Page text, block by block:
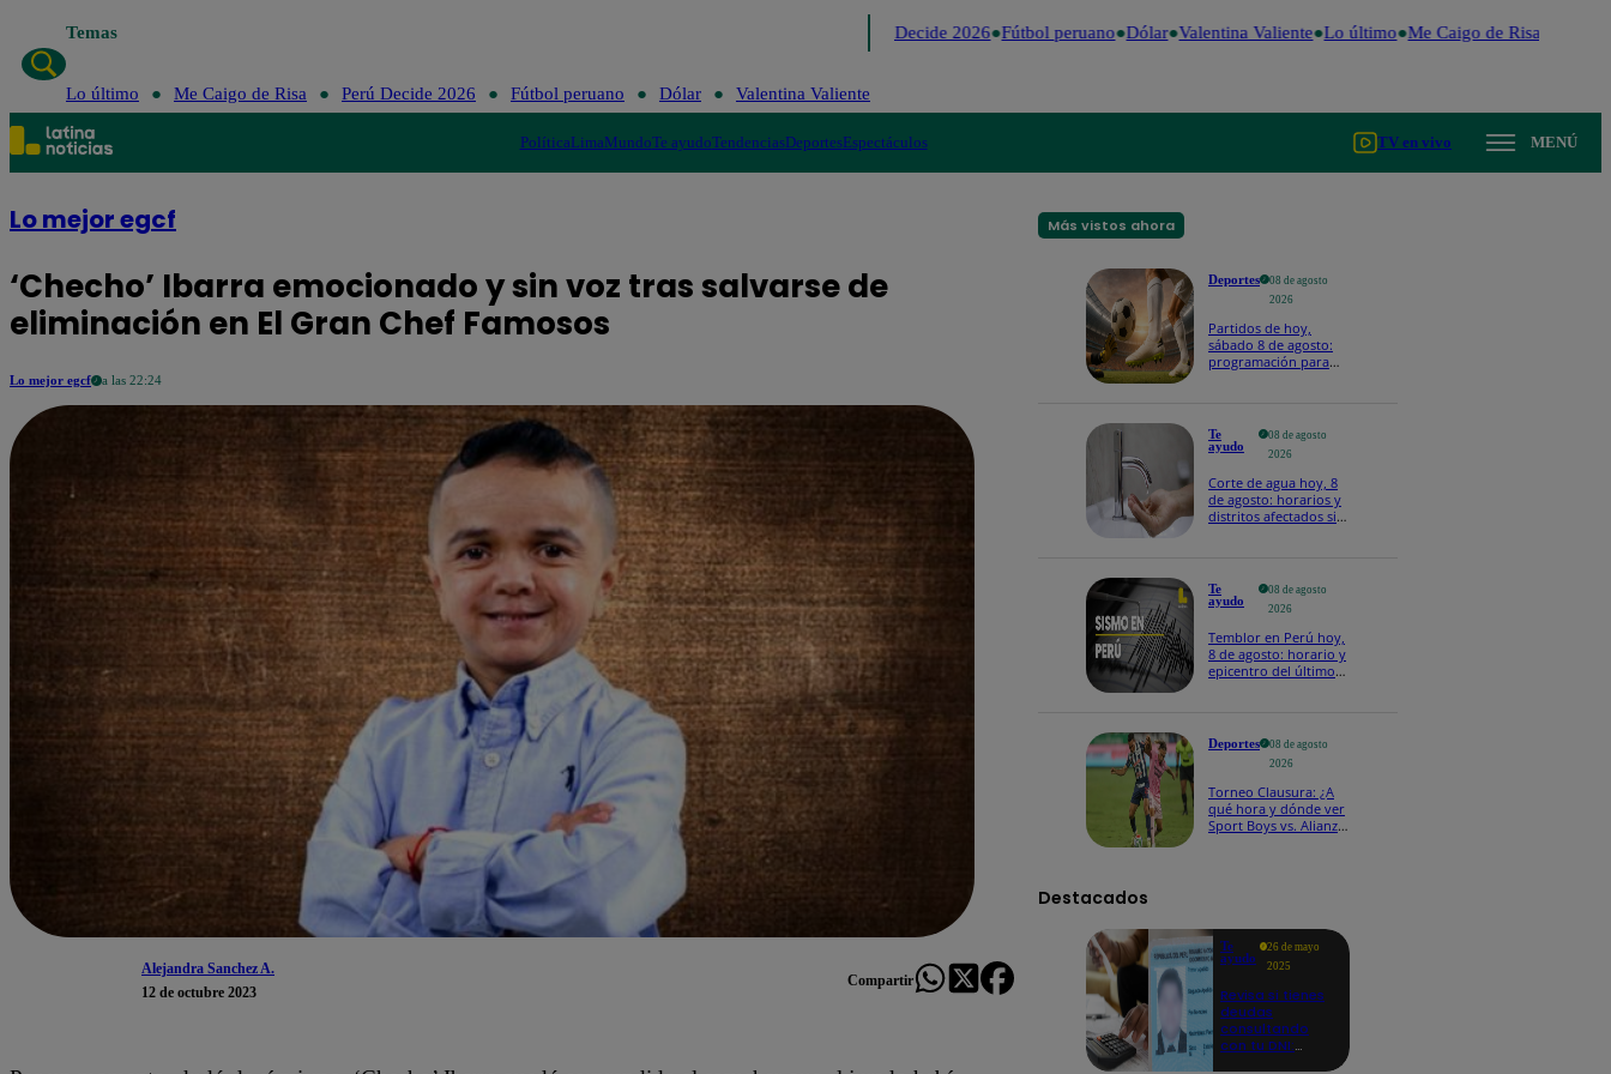
Temas Perú Decide 2026 Fútbol peruano Dólar Valentina Valiente Lo último Me Caigo de Risa
Lo último Me Caigo de Risa Perú Decide 2026 Fútbol peruano Dólar Valentina Valiente
PolíticaLimaMundoTe ayudoTendenciasDeportesEspectáculos TV en vivo MENÚ
Lo mejor egcf
‘Checho’ Ibarra emocionado y sin voz tras salvarse de
eliminación en El Gran Chef Famosos
Lo mejor egcf a las 22:24
Alejandra Sanchez A.
12 de octubre 2023
Compartir
Más vistos ahora
Deportes
08 de agosto
2026
Partidos de hoy,
sábado 8 de agosto:
programación para
Te
ayudo
08 de agosto
2026
Corte de agua hoy, 8
de agosto: horarios y
distritos afectados sin
Te
ayudo
08 de agosto
2026
Temblor en Perú hoy,
8 de agosto: horario y
epicentro del último
Deportes
08 de agosto
2026
Torneo Clausura: ¿A
qué hora y dónde ver
Sport Boys vs. Alianza
Destacados
Te
ayudo
26 de mayo
2025
Revisa si tienes
deudas
consultando
con tu DNI: